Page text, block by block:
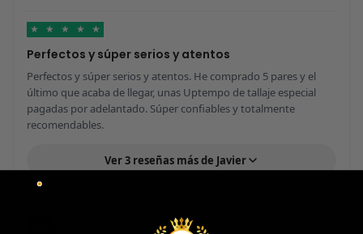
★ ★ ★ ★ ★
Perfectos y súper serios y atentos
Perfectos y súper serios y atentos. He comprado 5 pares y el
último que acaba de llegar, unas Uptempo de tallaje especial
pagadas por adelantado. Súper confiables y totalmente
recomendables.
Ver 3 reseñas más de Javier